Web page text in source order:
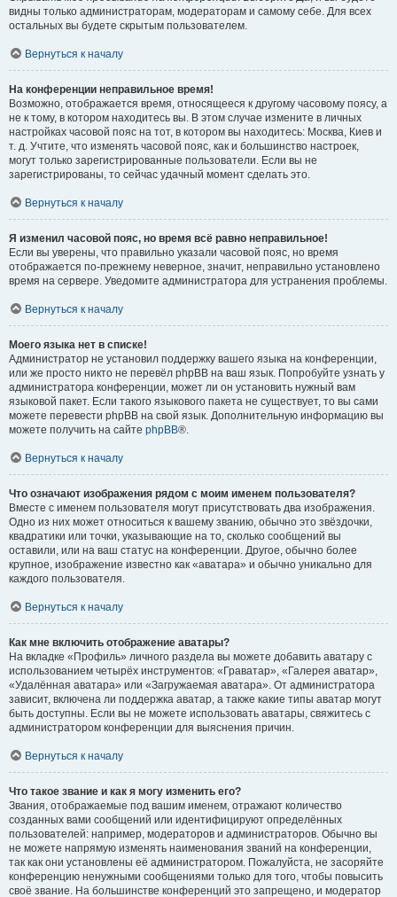
видны только администраторам, модераторам и самому себе. Для всех
остальных вы будете скрытым пользователем.
Вернуться к началу
На конференции неправильное время!
Возможно, отображается время, относящееся к другому часовому поясу, а
не к тому, в котором находитесь вы. В этом случае измените в личных
настройках часовой пояс на тот, в котором вы находитесь: Москва, Киев и
т. д. Учтите, что изменять часовой пояс, как и большинство настроек,
могут только зарегистрированные пользователи. Если вы не
зарегистрированы, то сейчас удачный момент сделать это.
Вернуться к началу
Я изменил часовой пояс, но время всё равно неправильное!
Если вы уверены, что правильно указали часовой пояс, но время
отображается по-прежнему неверное, значит, неправильно установлено
время на сервере. Уведомите администратора для устранения проблемы.
Вернуться к началу
Моего языка нет в списке!
Администратор не установил поддержку вашего языка на конференции,
или же просто никто не перевёл phpBB на ваш язык. Попробуйте узнать у
администратора конференции, может ли он установить нужный вам
языковой пакет. Если такого языкового пакета не существует, то вы сами
можете перевести phpBB на свой язык. Дополнительную информацию вы
можете получить на сайте phpBB®.
Вернуться к началу
Что означают изображения рядом с моим именем пользователя?
Вместе с именем пользователя могут присутствовать два изображения.
Одно из них может относиться к вашему званию, обычно это звёздочки,
квадратики или точки, указывающие на то, сколько сообщений вы
оставили, или на ваш статус на конференции. Другое, обычно более
крупное, изображение известно как «аватара» и обычно уникально для
каждого пользователя.
Вернуться к началу
Как мне включить отображение аватары?
На вкладке «Профиль» личного раздела вы можете добавить аватару с
использованием четырёх инструментов: «Граватар», «Галерея аватар»,
«Удалённая аватара» или «Загружаемая аватара». От администратора
зависит, включена ли поддержка аватар, а также какие типы аватар могут
быть доступны. Если вы не можете использовать аватары, свяжитесь с
администратором конференции для выяснения причин.
Вернуться к началу
Что такое звание и как я могу изменить его?
Звания, отображаемые под вашим именем, отражают количество
созданных вами сообщений или идентифицируют определённых
пользователей: например, модераторов и администраторов. Обычно вы
не можете напрямую изменять наименования званий на конференции,
так как они установлены её администратором. Пожалуйста, не засоряйте
конференцию ненужными сообщениями только для того, чтобы повысить
своё звание. На большинстве конференций это запрещено, и модератор